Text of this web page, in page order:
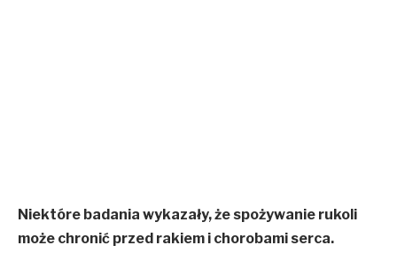
Niektóre badania wykazały, że spożywanie rukoli
może chronić przed rakiem i chorobami serca.